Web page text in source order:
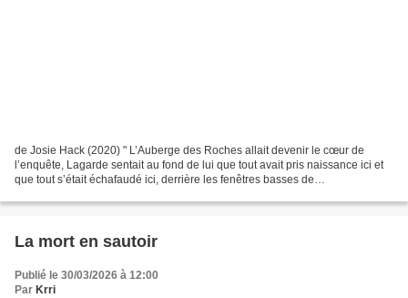
de Josie Hack (2020) " L’Auberge des Roches allait devenir le cœur de
l’enquête, Lagarde sentait au fond de lui que tout avait pris naissance ici et
que tout s’était échafaudé ici, derrière les fenêtres basses de
La mort en sautoir
Publié le 30/03/2026 à 12:00
Par Krri